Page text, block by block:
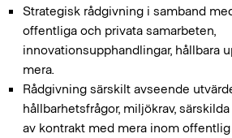
Strategisk rådgivning i samband
offentliga och privata samarbeten,
innovationsupphandlingar, hållbara
mera.
Rådgivning särskilt avseende
hållbarhetsfrågor, miljökrav,
av kontrakt med mera inom